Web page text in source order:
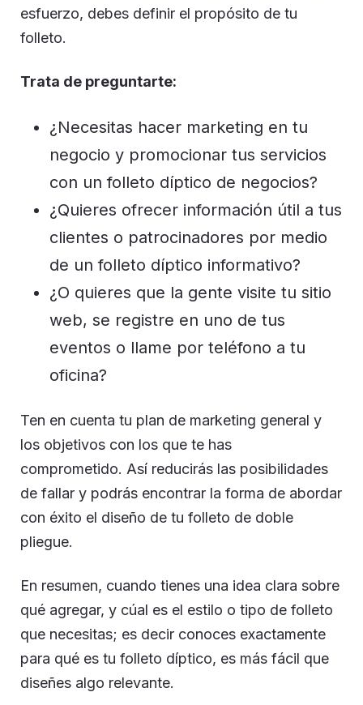
esfuerzo, debes definir el propósito de tu
folleto.
Trata de preguntarte:
¿Necesitas hacer marketing en tu
negocio y promocionar tus servicios
con un folleto díptico de negocios?
¿Quieres ofrecer información útil a tus
clientes o patrocinadores por medio
de un folleto díptico informativo?
¿O quieres que la gente visite tu sitio
web, se registre en uno de tus
eventos o llame por teléfono a tu
oficina?
Ten en cuenta tu plan de marketing general y
los objetivos con los que te has
comprometido. Así reducirás las posibilidades
de fallar y podrás encontrar la forma de abordar
con éxito el diseño de tu folleto de doble
pliegue.
En resumen, cuando tienes una idea clara sobre
qué agregar, y cúal es el estilo o tipo de folleto
que necesitas; es decir conoces exactamente
para qué es tu folleto díptico, es más fácil que
diseñes algo relevante.